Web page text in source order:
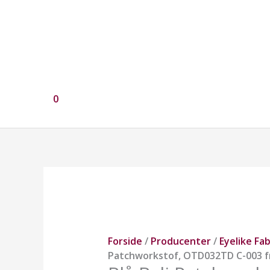
0
Forside / Producenter/ Eyelike
Patchworkstof, OTD032TD C-003
003
fra